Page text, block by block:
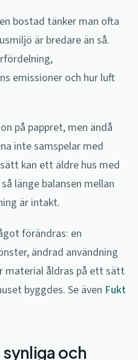
bostad tänker man ofta
är bredare än så.
emissioner och hur luft
på pappret, men ändå
inte samspelar med
kan ett äldre hus med
länge balansen mellan
är intakt.
förändras: en
ändrad användning
material åldras på ett sätt
byggdes. Se även Fukt
och